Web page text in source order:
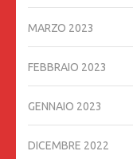
MARZO 2023
FEBBRAIO 2023
GENNAIO 2023
DICEMBRE 2022